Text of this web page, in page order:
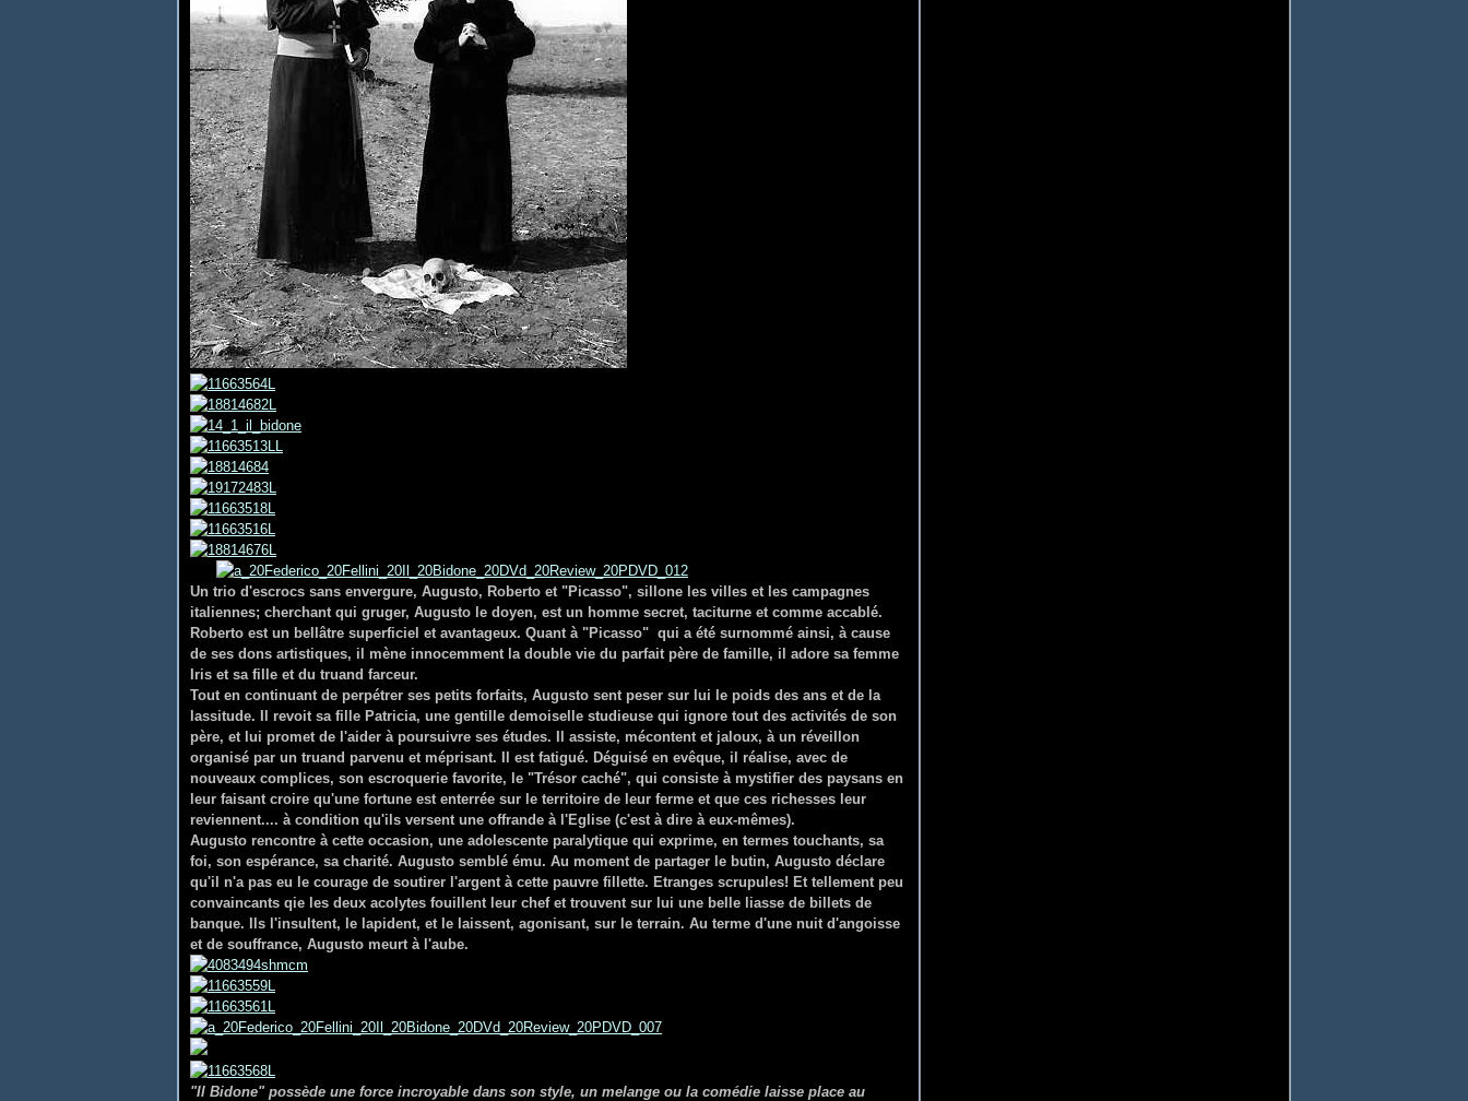
Un trio d'escrocs sans envergure, Augusto, Roberto et "Picasso", sillone les villes et les campagnes
italiennes; cherchant qui gruger, Augusto le doyen, est un homme secret, taciturne et comme accablé.
Roberto est un bellâtre superficiel et avantageux. Quant à "Picasso" qui a été surnommé ainsi, à cause
de ses dons artistiques, il mène innocemment la double vie du parfait père de famille, il adore sa femme
Iris et sa fille et du truand farceur.
Tout en continuant de perpétrer ses petits forfaits, Augusto sent peser sur lui le poids des ans et de la
lassitude. Il revoit sa fille Patricia, une gentille demoiselle studieuse qui ignore tout des activités de son
père, et lui promet de l'aider à poursuivre ses études. Il assiste, mécontent et jaloux, à un réveillon
organisé par un truand parvenu et méprisant. Il est fatigué. Déguisé en evêque, il réalise, avec de
nouveaux complices, son escroquerie favorite, le "Trésor caché", qui consiste à mystifier des paysans en
leur faisant croire qu'une fortune est enterrée sur le territoire de leur ferme et que ces richesses leur
reviennent.... à condition qu'ils versent une offrande à l'Eglise (c'est à dire à eux-mêmes).
Augusto rencontre à cette occasion, une adolescente paralytique qui exprime, en termes touchants, sa
foi, son espérance, sa charité. Augusto semblé ému. Au moment de partager le butin, Augusto déclare
qu'il n'a pas eu le courage de soutirer l'argent à cette pauvre fillette. Etranges scrupules! Et tellement peu
convaincants qie les deux acolytes fouillent leur chef et trouvent sur lui une belle liasse de billets de
banque. Ils l'insultent, le lapident, et le laissent, agonisant, sur le terrain. Au terme d'une nuit d'angoisse
et de souffrance, Augusto meurt à l'aube.
"Il Bidone" possède une force incroyable dans son style, un melange ou la comédie laisse place au